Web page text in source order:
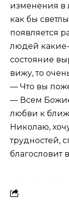
изменения в
как бы
появляется
людей какие-
состояние
вижу, то
— Что вы
— Всем
любви к
Николаю,
трудностей,
благословит